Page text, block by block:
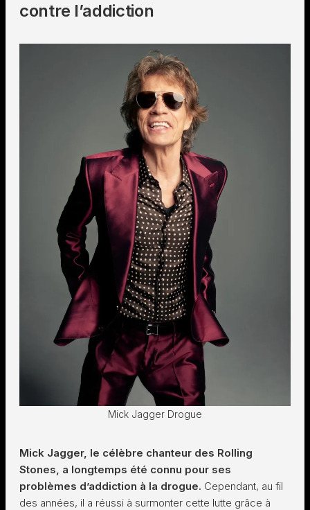
contre l’addiction
Mick Jagger Drogue
Mick Jagger, le célèbre chanteur des Rolling
Stones, a longtemps été connu pour ses
problèmes d’addiction à la drogue. Cependant, au fil
des années, il a réussi à surmonter cette lutte grâce à